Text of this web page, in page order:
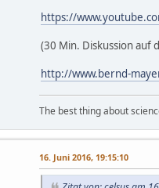
https://
(30 Min. Diskussion auf
http://www.bernd-
The best thing about
16. Juni 2016, 19:15:10